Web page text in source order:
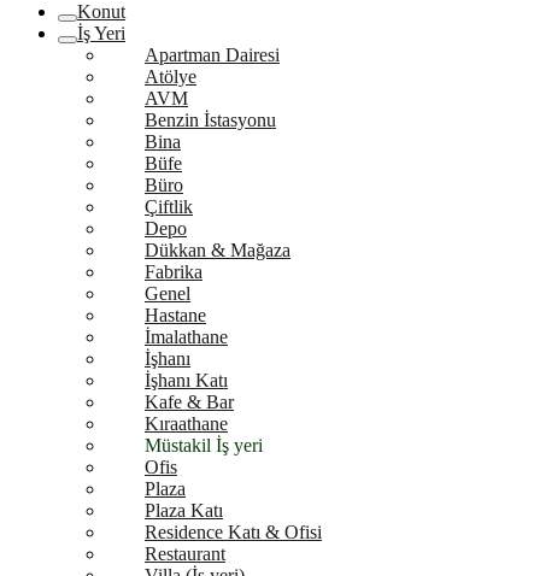
Konut
İş Yeri
Apartman Dairesi
Atölye
AVM
Benzin İstasyonu
Bina
Büfe
Büro
Çiftlik
Depo
Dükkan & Mağaza
Fabrika
Genel
Hastane
İmalathane
İşhanı
İşhanı Katı
Kafe & Bar
Kıraathane
Müstakil İş yeri
Ofis
Plaza
Plaza Katı
Residence Katı & Ofisi
Restaurant